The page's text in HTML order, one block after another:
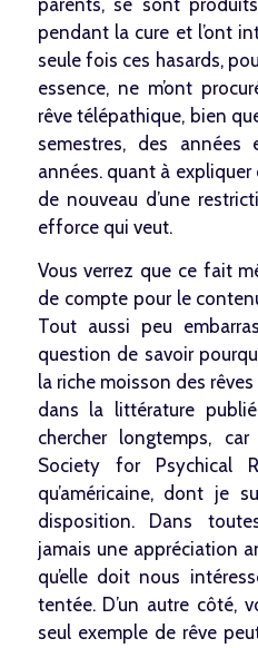
pendant la cure et l’ont
seule fois ces hasards,
essence, ne m’ont
rêve télépathique, bien
semestres, des années
années. quant à expliquer
de nouveau d’une
efforce qui veut.
Vous verrez que ce fait
de compte pour le
Tout aussi peu
question de savoir
la riche moisson des
dans la littérature
chercher longtemps,
Society for Psychical
qu’américaine, dont je
disposition. Dans
jamais une appréciation
qu’elle doit nous
tentée. D’un autre côté,
seul exemple de rêve